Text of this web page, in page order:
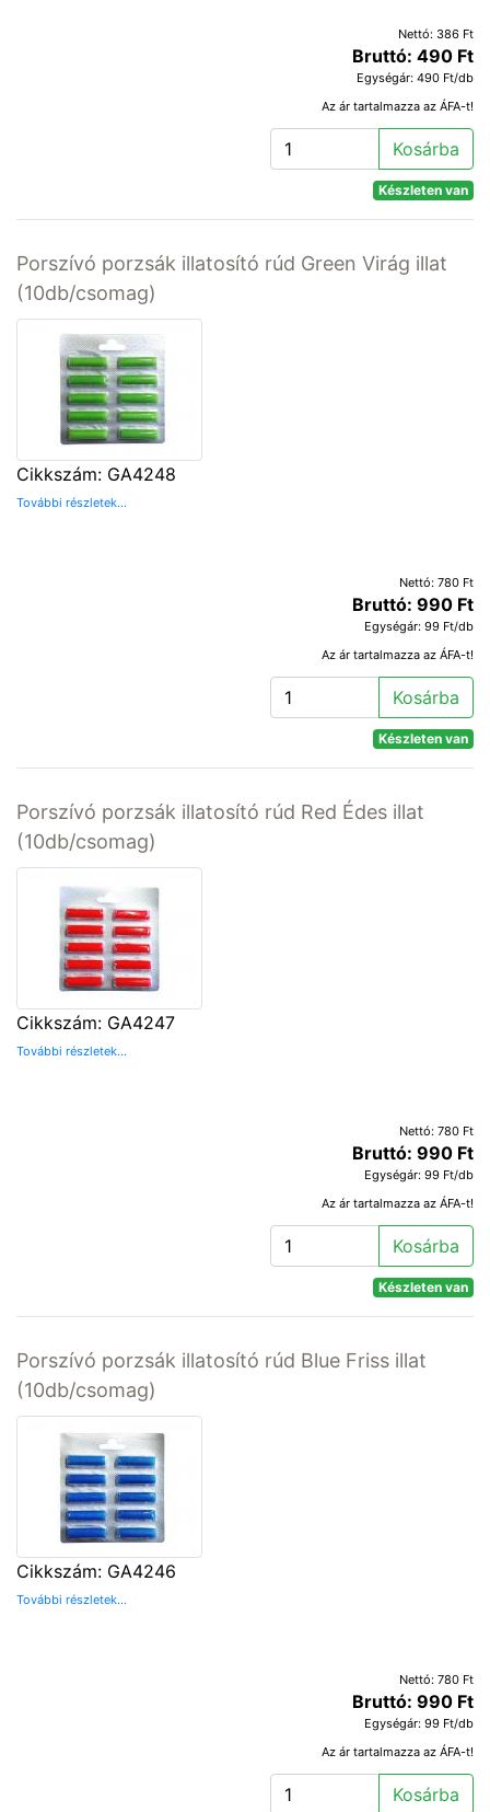
Nettó: 386 Ft
Bruttó: 490 Ft
Egységár: 490 Ft/db
Az ár tartalmazza az ÁFA-t!
Kosárba
Készleten van
Porszívó porzsák illatosító rúd Green Virág illat
(10db/csomag)
Cikkszám: GA4248
További részletek...
Nettó: 780 Ft
Bruttó: 990 Ft
Egységár: 99 Ft/db
Az ár tartalmazza az ÁFA-t!
Kosárba
Készleten van
Porszívó porzsák illatosító rúd Red Édes illat
(10db/csomag)
Cikkszám: GA4247
További részletek...
Nettó: 780 Ft
Bruttó: 990 Ft
Egységár: 99 Ft/db
Az ár tartalmazza az ÁFA-t!
Kosárba
Készleten van
Porszívó porzsák illatosító rúd Blue Friss illat
(10db/csomag)
Cikkszám: GA4246
További részletek...
Nettó: 780 Ft
Bruttó: 990 Ft
Egységár: 99 Ft/db
Az ár tartalmazza az ÁFA-t!
Kosárba